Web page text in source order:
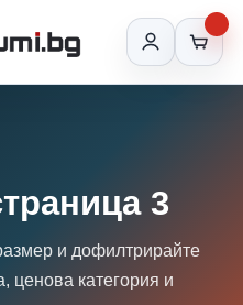
3
и дофилтрирайте
ценова категория и